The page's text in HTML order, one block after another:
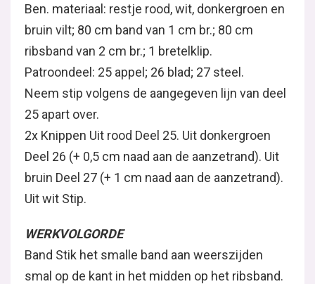
Ben. materiaal: restje rood, wit, donkergroen en
bruin vilt; 80 cm band van 1 cm br.; 80 cm
ribsband van 2 cm br.; 1 bretelklip.
Patroondeel: 25 appel; 26 blad; 27 steel.
Neem stip volgens de aangegeven lijn van deel
25 apart over.
2x Knippen Uit rood Deel 25. Uit donkergroen
Deel 26 (+ 0,5 cm naad aan de aanzetrand). Uit
bruin Deel 27 (+ 1 cm naad aan de aanzetrand).
Uit wit Stip.
WERKVOLGORDE
Band Stik het smalle band aan weerszijden
smal op de kant in het midden op het ribsband.